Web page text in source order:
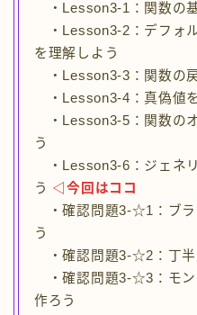
・Lesson3-1：関数の
・Lesson3-2：デフォ
を理解しよう
・Lesson3-3：関数の
・Lesson3-4：真偽値
・Lesson3-5：関数の
う
・Lesson3-6：ジェネ
う ◁今回はココ
・確認問題3-☆1：ブラ
う
・確認問題3-☆2：丁半
・確認問題3-☆3：モン
作ろう